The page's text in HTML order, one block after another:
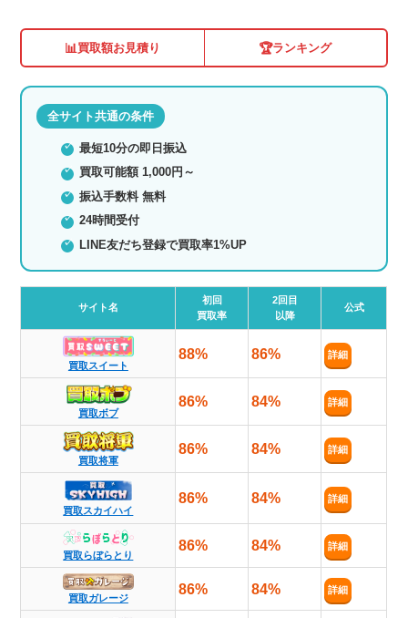
📊買取額お見積り 🏆ランキング
全サイト共通の条件
最短10分の即日振込
買取可能額 1,000円～
振込手数料 無料
24時間受付
LINE友だち登録で買取率1%UP
サイト名
初回
買取率
2回目
以降
公式
買取スイート
88% 86% 詳細
買取ボブ
86% 84% 詳細
買取将軍
86% 84% 詳細
買取スカイハイ
86% 84% 詳細
買取らぼらとり
86% 84% 詳細
買取ガレージ
86% 84% 詳細